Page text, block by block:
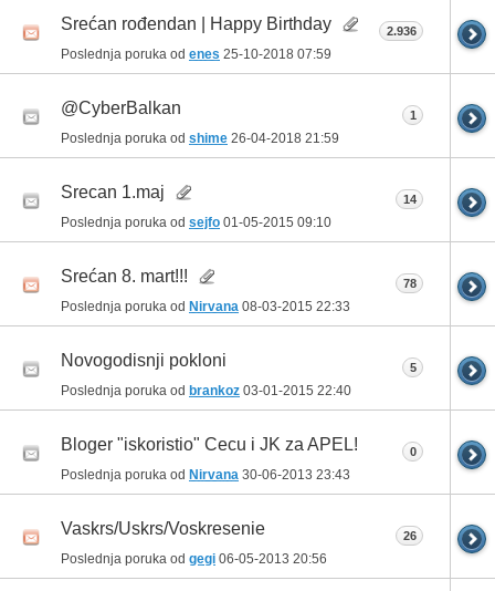
Srećan rođendan | Happy Birthday
Poslednja poruka od enes 25-10-2018 07:59
2.936
@CyberBalkan
Poslednja poruka od shime 26-04-2018 21:59
1
Srecan 1.maj
Poslednja poruka od sejfo 01-05-2015 09:10
14
Srećan 8. mart!!!
Poslednja poruka od Nirvana 08-03-2015 22:33
78
Novogodisnji pokloni
Poslednja poruka od brankoz 03-01-2015 22:40
5
Bloger "iskoristio" Cecu i JK za APEL!
Poslednja poruka od Nirvana 30-06-2013 23:43
0
Vaskrs/Uskrs/Voskresenie
Poslednja poruka od gegi 06-05-2013 20:56
26